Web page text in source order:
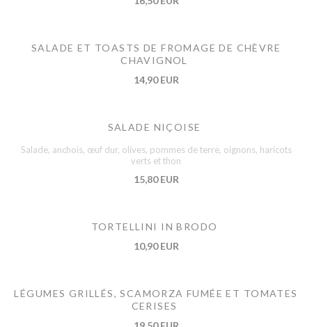
SALADE ET TOASTS DE FROMAGE DE CHÈVRE
CHAVIGNOL
14,90 EUR
SALADE NIÇOISE
Salade, anchois, œuf dur, olives, pommes de terre, oignons, haricots
verts et thon
15,80 EUR
TORTELLINI IN BRODO
10,90 EUR
LÉGUMES GRILLÉS, SCAMORZA FUMÉE ET TOMATES
CERISES